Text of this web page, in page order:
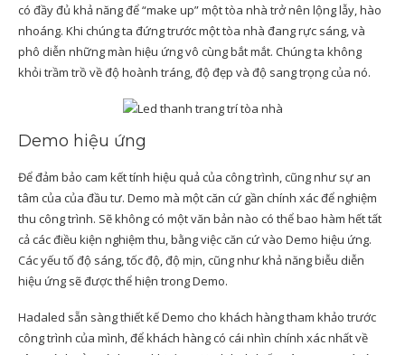
có đầy đủ khả năng để “make up” một tòa nhà trở nên lộng lẫy, hào
nhoáng. Khi chúng ta đứng trước một tòa nhà đang rực sáng, và
phô diễn những màn hiệu ứng vô cùng bắt mắt. Chúng ta không
khỏi trầm trồ về độ hoành tráng, độ đẹp và độ sang trọng của nó.
Demo hiệu ứng
Để đảm bảo cam kết tính hiệu quả của công trình, cũng như sự an
tâm của của đầu tư. Demo mà một căn cứ gần chính xác để nghiệm
thu công trình. Sẽ không có một văn bản nào có thể bao hàm hết tất
cả các điều kiện nghiệm thu, bằng việc căn cứ vào Demo hiệu ứng.
Các yếu tố độ sáng, tốc độ, độ mịn, cũng như khả năng biễu diễn
hiệu ứng sẽ được thể hiện trong Demo.
Hadaled sẵn sàng thiết kế Demo cho khách hàng tham khảo trước
công trình của mình, để khách hàng có cái nhìn chính xác nhất về